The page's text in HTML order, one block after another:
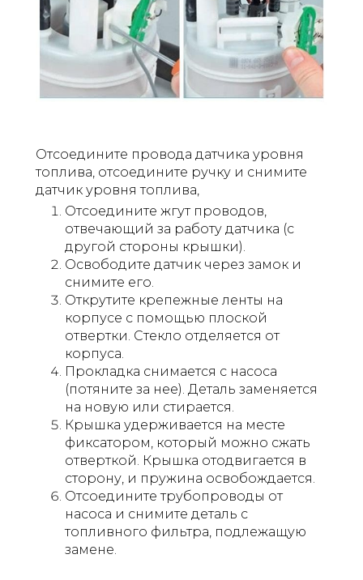
Отсоедините провода датчика уровня
топлива, отсоедините ручку и снимите
датчик уровня топлива,
Отсоедините жгут проводов,
отвечающий за работу датчика (с
другой стороны крышки).
Освободите датчик через замок и
снимите его.
Открутите крепежные ленты на
корпусе с помощью плоской
отвертки. Стекло отделяется от
корпуса.
Прокладка снимается с насоса
(потяните за нее). Деталь заменяется
на новую или стирается.
Крышка удерживается на месте
фиксатором, который можно сжать
отверткой. Крышка отодвигается в
сторону, и пружина освобождается.
Отсоедините трубопроводы от
насоса и снимите деталь с
топливного фильтра, подлежащую
замене.